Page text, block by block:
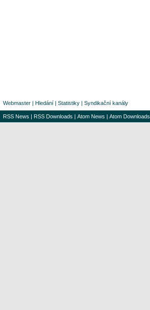
Webmaster | Hledání | Statistiky | Syndikační kanály
RSS News | RSS Downloads | Atom News | Atom Downloads